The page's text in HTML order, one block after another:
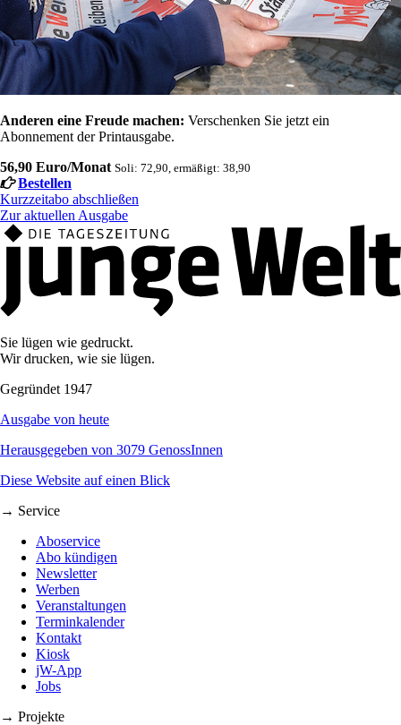
Anderen eine Freude machen: Verschenken Sie jetzt ein
Abonnement der Printausgabe.
56,90 Euro/Monat Soli: 72,90, ermäßigt: 38,90
Bestellen
Kurzzeitabo abschließen
Zur aktuellen Ausgabe
Sie lügen wie gedruckt.
Wir drucken, wie sie lügen.
Gegründet 1947
Ausgabe von heute
Herausgegeben von 3079 GenossInnen
Diese Website auf einen Blick
→ Service
Aboservice
Abo kündigen
Newsletter
Werben
Veranstaltungen
Terminkalender
Kontakt
Kiosk
jW-App
Jobs
→ Projekte